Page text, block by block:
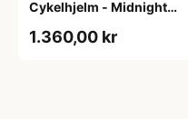
Cykelhjelm - Midnight
1.360,00 kr